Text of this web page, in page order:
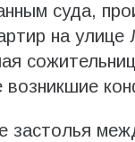
суда,
на улице
возникшие
застолья